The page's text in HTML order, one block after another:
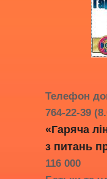
Телефон
764-22-39
«Гаряча
з питань
116 000